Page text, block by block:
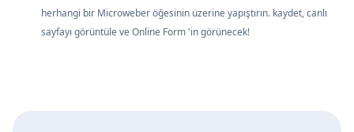
herhangi bir Microweber öğesinin üzerine yapıştırın. kaydet, canlı
sayfayı görüntüle ve Online Form 'in görünecek!